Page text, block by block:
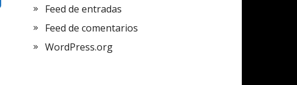
Feed de entradas
Feed de comentarios
WordPress.org